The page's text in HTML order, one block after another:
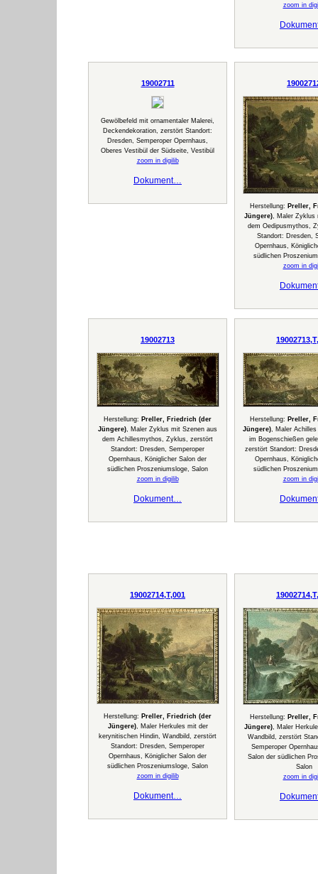
zoom in
19002711
Gewölbefeld mit ornamentaler Malerei,
Deckendekoration, zerstört Standort:
Dresden, Semperoper Opernhaus,
Oberes Vestibül der Südseite, Vestibül
zoom in digilib
Dokument…
Herstellung: Preller,
Jüngere), Maler Zyklus
dem Oedipusmythos,
Standort: Dresden,
Opernhaus,
südlichen
zoom in
19002713
Herstellung: Preller, Friedrich (der
Jüngere), Maler Zyklus mit Szenen aus
dem Achillesmythos, Zyklus, zerstört
Standort: Dresden, Semperoper
Opernhaus, Königlicher Salon der
südlichen Proszeniumsloge, Salon
zoom in digilib
Dokument…
Herstellung: Preller,
Jüngere), Maler
im Bogenschießen
zerstört Standort:
Opernhaus,
südlichen
zoom in
19002714,T,001
Herstellung: Preller, Friedrich (der
Jüngere), Maler Herkules mit der
kerynitischen Hindin, Wandbild, zerstört
Standort: Dresden, Semperoper
Opernhaus, Königlicher Salon der
südlichen Proszeniumsloge, Salon
zoom in digilib
Dokument…
Herstellung: Preller,
Jüngere), Maler
Wandbild, zerstört
Semperoper
Salon der südlichen
Salon
zoom in